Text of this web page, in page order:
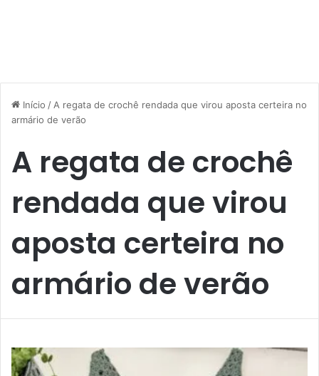
Início /A regata de crochê rendada que virou aposta certeira no
armário de verão
A regata de crochê
rendada que virou
aposta certeira no
armário de verão